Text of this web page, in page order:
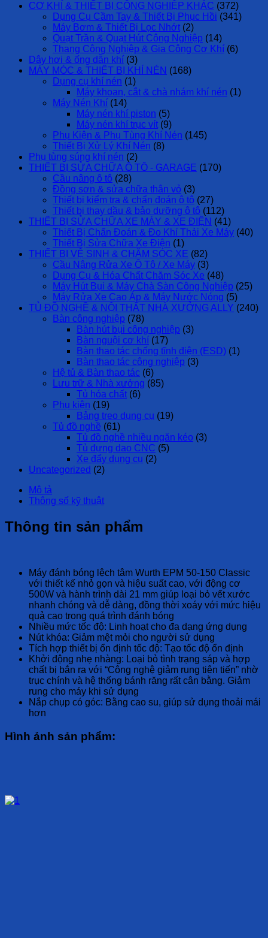
CƠ KHÍ & THIẾT BỊ CÔNG NGHIỆP KHÁC (372)
Dụng Cụ Cầm Tay & Thiết Bị Phục Hồi (341)
Máy Bơm & Thiết Bị Lọc Nhớt (2)
Quạt Trần & Quạt Hút Công Nghiệp (14)
Thang Công Nghiệp & Gia Công Cơ Khí (6)
Dây hơi & ống dẫn khí (3)
MÁY MÓC & THIẾT BỊ KHÍ NÉN (168)
Dụng cụ khí nén (1)
Máy khoan, cắt & chà nhám khí nén (1)
Máy Nén Khí (14)
Máy nén khí piston (5)
Máy nén khí trục vít (9)
Phụ Kiện & Phụ Tùng Khí Nén (145)
Thiết Bị Xử Lý Khí Nén (8)
Phụ tùng súng khí nén (2)
THIẾT BỊ SỬA CHỮA Ô TÔ - GARAGE (170)
Cầu nâng ô tô (28)
Đồng sơn & sửa chữa thân vỏ (3)
Thiết bị kiểm tra & chẩn đoán ô tô (27)
Thiết bị thay dầu & bảo dưỡng ô tô (112)
THIẾT BỊ SỬA CHỮA XE MÁY & XE ĐIỆN (41)
Thiết Bị Chẩn Đoán & Đo Khí Thải Xe Máy (40)
Thiết Bị Sửa Chữa Xe Điện (1)
THIẾT BỊ VỆ SINH & CHĂM SÓC XE (82)
Cầu Nâng Rửa Xe Ô Tô / Xe Máy (3)
Dụng Cụ & Hóa Chất Chăm Sóc Xe (48)
Máy Hút Bụi & Máy Chà Sàn Công Nghiệp (25)
Máy Rửa Xe Cao Áp & Máy Nước Nóng (5)
TỦ ĐỒ NGHỀ & NỘI THẤT NHÀ XƯỞNG ALLY (240)
Bàn công nghiệp (78)
Bàn hút bụi công nghiệp (3)
Bàn nguội cơ khí (17)
Bàn thao tác chống tĩnh điện (ESD) (1)
Bàn thao tác công nghiệp (3)
Hệ tủ & Bàn thao tác (6)
Lưu trữ & Nhà xưởng (85)
Tủ hóa chất (6)
Phụ kiện (19)
Bảng treo dụng cụ (19)
Tủ đồ nghề (61)
Tủ đồ nghề nhiều ngăn kéo (3)
Tủ đựng dao CNC (5)
Xe đẩy dụng cụ (2)
Uncategorized (2)
Mô tả
Thông số kỹ thuật
Thông tin sản phẩm
Máy đánh bóng lệch tâm Wurth EPM 50-150 Classic
với thiết kế nhỏ gọn và hiệu suất cao, với động cơ
500W và hành trình dài 21 mm giúp loại bỏ vết xước
nhanh chóng và dễ dàng, đồng thời xoáy với mức hiệu
quả cao trong quá trình đánh bóng
Nhiều mức tốc độ: Linh hoạt cho đa dạng ứng dụng
Nút khóa: Giảm mệt mỏi cho người sử dụng
Tích hợp thiết bị ổn định tốc độ: Tạo tốc độ ổn định
Khởi động nhẹ nhàng: Loại bỏ tình trạng sáp và hợp
chất bị bắn ra với “Công nghệ giảm rung tiên tiến” nhờ
trục chính và hệ thống bánh răng rất cân bằng. Giảm
rung cho máy khi sử dụng
Nắp chụp có góc: Bằng cao su, giúp sử dụng thoải mái
hơn
Hình ảnh sản phẩm: